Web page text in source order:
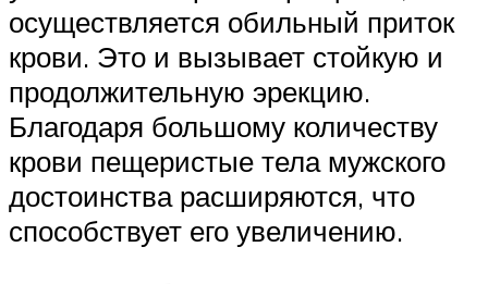
осуществляется обильный приток
крови. Это и вызывает стойкую и
продолжительную эрекцию.
Благодаря большому количеству
крови пещеристые тела мужского
достоинства расширяются, что
способствует его увеличению.